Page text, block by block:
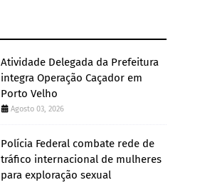
Atividade Delegada da Prefeitura
integra Operação Caçador em
Porto Velho
Agosto 03, 2026
Polícia Federal combate rede de
tráfico internacional de mulheres
para exploração sexual